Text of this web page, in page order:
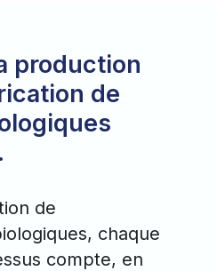
production
de
de
chaque
compte, en